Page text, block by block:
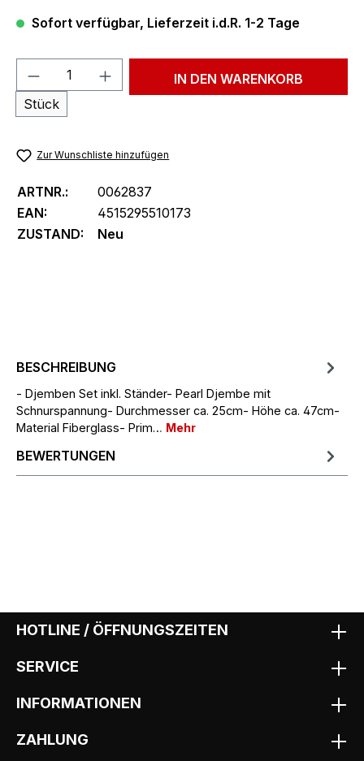
Sofort verfügbar, Lieferzeit i.d.R. 1-2 Tage
Produkt Anzahl: Gib den
Stück
IN DEN WARENKORB
Zur Wunschliste hinzufügen
ARTNR.:
0062837
EAN:
4515295510173
ZUSTAND:
Neu
BESCHREIBUNG
- Djemben Set inkl. Ständer- Pearl Djembe mit
Schnurspannung- Durchmesser ca. 25cm- Höhe ca. 47cm-
Material Fiberglass- Prim… Mehr
BEWERTUNGEN
HOTLINE / ÖFFNUNGSZEITEN
SERVICE
INFORMATIONEN
ZAHLUNG